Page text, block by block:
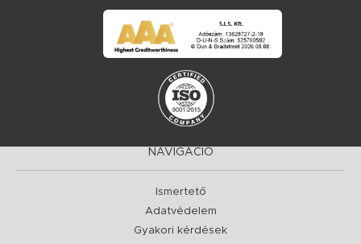
NAVIGÁCIÓ
Ismertető
Adatvédelem
Gyakori kérdések